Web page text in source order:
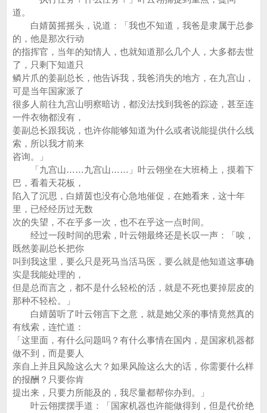
道。
白婧茵摇摇头，说道：「我也不知道，我爸是隶属于总参
的，他是那次行动
的指挥官，当年的知情人，也就知道那么几个人，大多都去世
了，只剩下知道只
鳞片爪的姜副总长，他告诉我，我爸消失的地方，在九宫山，
可是当年国家派了
很多人前往九宫山明察暗访，都没法找到我爸的踪迹，甚至连
一件衣物都没有，
姜副总长跟我说，也许你能够知道为什么或者说能提供什么线
索，所以我才前来
咨询。」
「九宫山……九宫山……」叶云翎坐在大班椅上，摸着下
巴，看着天花板，
陷入了沉思，白婧茵也没有心急地催促，在她看来，这十年
里，已经经历过无数
次的失望，不在乎多一次，也不在乎这一点时间。
经过一段时间的思索，叶云翎最终还是长叹一声：「唉，
既然姜副总长把你
叫到我这里，要么只是死马当活马医，要么就是他知道这事确
实是我能处理的，
但是总而言之，都不是什么轻松的活，就是不死也要掉层皮的
那种不轻松。」
白婧茵听了叶云翎言下之意，就是她父亲的事情竟然真的
有线索，连忙道：
「这里面，有什么问题吗？有什么事情在国内，是国家机器都
做不到，而是要人
亲自上并且风险这么大？如果风险这么大的话，你需要什么样
的报酬？只要你肯
提出来，只要力所能及的，我尽量都帮你办到。」
叶云翎摆摆手道：「国家机器也许能做得到，但是代价绝